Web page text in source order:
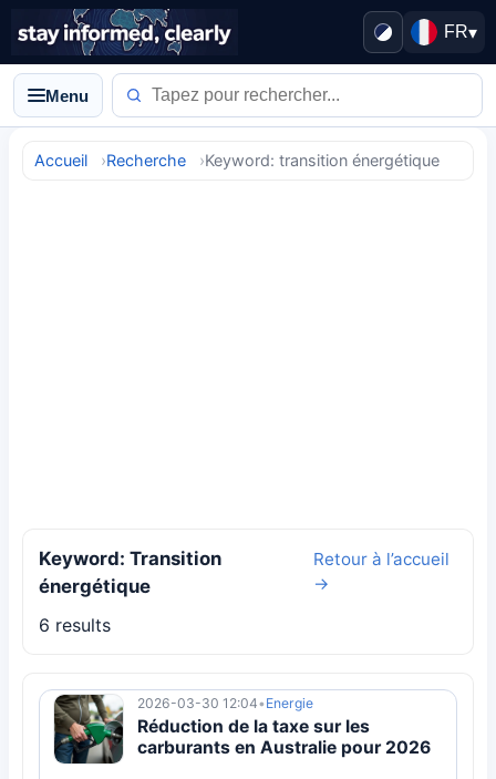
FR▾
Menu
Accueil Recherche Keyword: transition énergétique
Keyword: Transition
énergétique
Retour à l’accueil
→
6 results
2026-03-30 12:04• Energie
Réduction de la taxe sur les
carburants en Australie pour 2026